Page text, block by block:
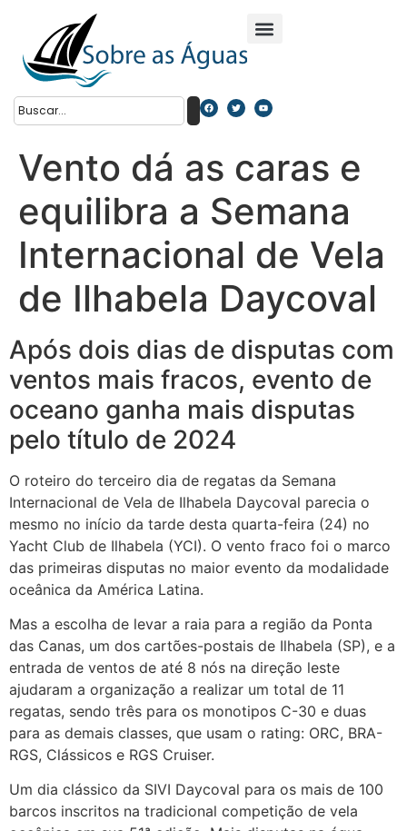
Vento dá as caras e
equilibra a Semana
Internacional de Vela
de Ilhabela Daycoval
Após dois dias de disputas com
ventos mais fracos, evento de
oceano ganha mais disputas
pelo título de 2024
O roteiro do terceiro dia de regatas da Semana
Internacional de Vela de Ilhabela Daycoval parecia o
mesmo no início da tarde desta quarta-feira (24) no
Yacht Club de Ilhabela (YCI). O vento fraco foi o marco
das primeiras disputas no maior evento da modalidade
oceânica da América Latina.
Mas a escolha de levar a raia para a região da Ponta
das Canas, um dos cartões-postais de Ilhabela (SP), e a
entrada de ventos de até 8 nós na direção leste
ajudaram a organização a realizar um total de 11
regatas, sendo três para os monotipos C-30 e duas
para as demais classes, que usam o rating: ORC, BRA-
RGS, Clássicos e RGS Cruiser.
Um dia clássico da SIVI Daycoval para os mais de 100
barcos inscritos na tradicional competição de vela